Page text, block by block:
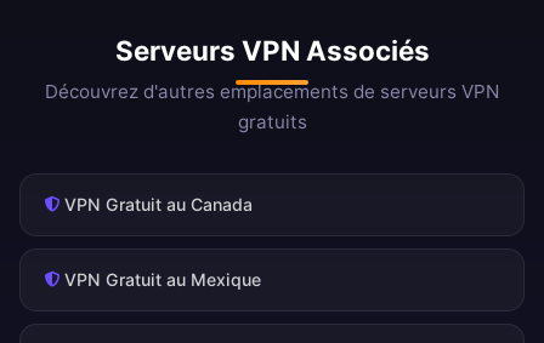
Serveurs VPN Associés
Découvrez d'autres emplacements de serveurs VPN
gratuits
VPN Gratuit au Canada
VPN Gratuit au Mexique